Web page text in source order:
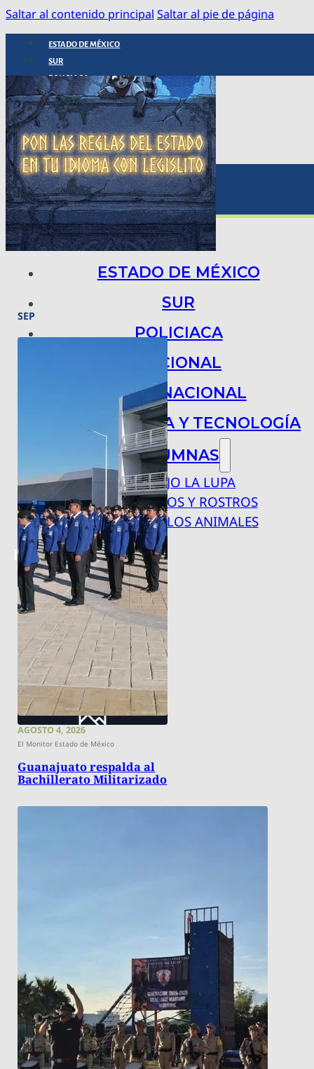
Saltar al contenido principal Saltar al pie de página
ESTADO DE MÉXICO
SUR
POLICIACA
NACIONAL
INTERNACIONAL
ARTE, CIENCIA Y TECNOLOGÍA
COLUMNAS
BAJO LA LUPA
RASTROS Y ROSTROS
VÍNCULOS ANIMALES
ESTADO DE MÉXICO
SUR
POLICIACA
NACIONAL
INTERNACIONAL
ARTE, CIENCIA Y TECNOLOGÍA
COLUMNAS
BAJO LA LUPA
RASTROS Y ROSTROS
VÍNCULOS ANIMALES
SEP
AGOSTO 4, 2026
El Monitor Estado de México
Guanajuato respalda al
Bachillerato Militarizado